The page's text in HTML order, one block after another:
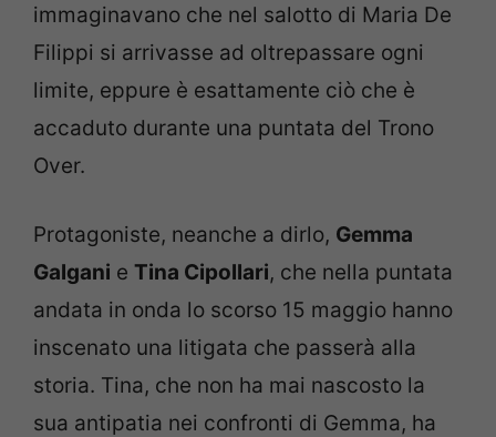
immaginavano che nel salotto di Maria De
Filippi si arrivasse ad oltrepassare ogni
limite, eppure è esattamente ciò che è
accaduto durante una puntata del Trono
Over.
Protagoniste, neanche a dirlo, Gemma
Galgani e Tina Cipollari, che nella puntata
andata in onda lo scorso 15 maggio hanno
inscenato una litigata che passerà alla
storia. Tina, che non ha mai nascosto la
sua antipatia nei confronti di Gemma, ha